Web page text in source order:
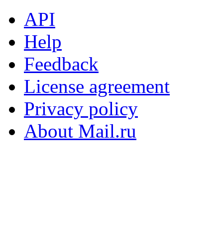
API
Help
Feedback
License agreement
Privacy policy
About Mail.ru